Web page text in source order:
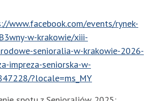
www.facebook.com/events/rynek-
w-krakowie/xiii-
senioralia-w-krakowie-2026-
impreza-seniorska-w-
?locale=ms_MY